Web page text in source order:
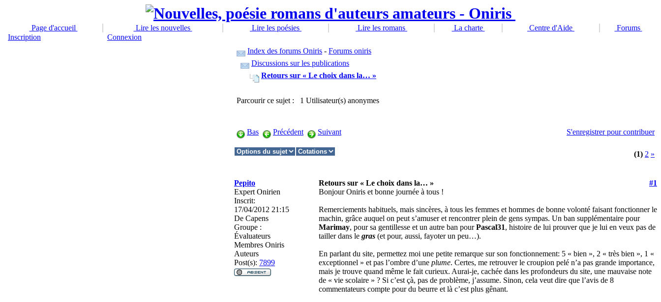
Page d'accueil Lire les nouvelles Lire les poésies Lire les romans La charte Centre d'Aide
Forums
Inscription
Connexion
Index des forums Oniris - Forums oniris
Discussions sur les publications
Retours sur « Le choix dans la… »
Parcourir ce sujet : 1 Utilisateur(s) anonymes
Bas Précédent Suivant S'enregistrer pour contribuer
(1) 2 »
Pepito Retours sur « Le choix dans la… »
#1
Expert Onirien
Inscrit:
17/04/2012 21:15
De Capens
Groupe :
Évaluateurs
Membres Oniris
Auteurs
Post(s): 7899
Bonjour Oniris et bonne journée à tous !
Remerciements habituels, mais sincères, à tous les femmes et hommes de bonne volonté faisant fonctionner le
machin, grâce auquel on peut s’amuser et rencontrer plein de gens sympas. Un ban supplémentaire pour
Marimay, pour sa gentillesse et un autre ban pourPascal31, histoire de lui prouver que je lui en veux pas de
tailler dans le gras (et pour, aussi, fayoter un peu…).
En parlant du site, permettez moi une petite remarque sur son fonctionnement: 5 « bien », 2 « très bien », 1 «
exceptionnel » et pas l’ombre d’une plume. Certes, me retrouver le croupion pelé n’a pas grande importance,
mais je trouve quand même le fait curieux. Aurai-je, cachée dans les profondeurs du site, une mauvaise note
de « vie scolaire » ? Si c’est çà, pas de problème, j’assume. Sinon, cela veut dire que l’avis de 8
commentateurs compte pour du beurre et là c’est plus gênant.